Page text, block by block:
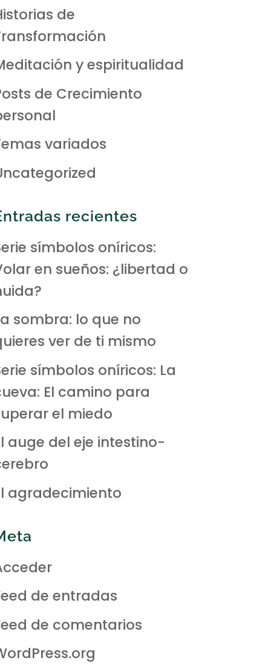
de
y espiritualidad
de Crecimiento
variados
recientes
símbolos oníricos:
en sueños: ¿libertad o
sombra: lo que no
ver de ti mismo
símbolos oníricos: La
El camino para
el miedo
auge del eje intestino-
agradecimiento
de entradas
de comentarios